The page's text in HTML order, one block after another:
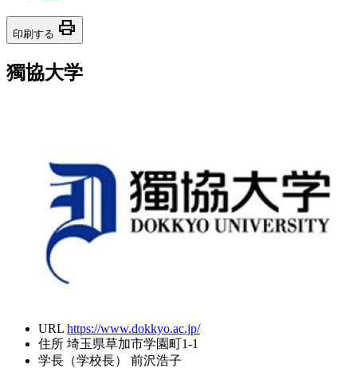
印刷する print
獨協大学
URL https://www.dokkyo.ac.jp/
住所 埼玉県草加市学園町1-1
学長（学校長）
前沢浩子